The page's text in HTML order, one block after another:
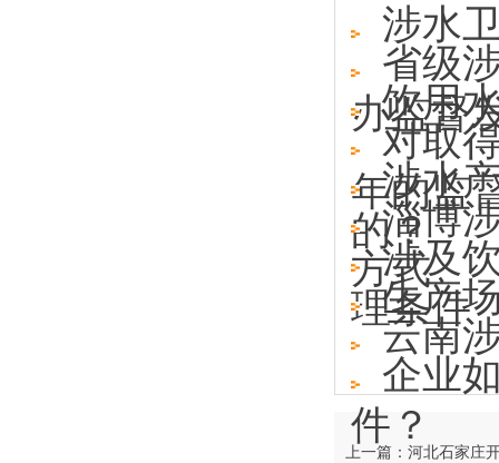
涉水
省级
办监督
饮用
对取
年的监
涉水
的？
淄博
方式
涉及
理条件
生产
云南
企业
件？
上一篇：河北石家庄